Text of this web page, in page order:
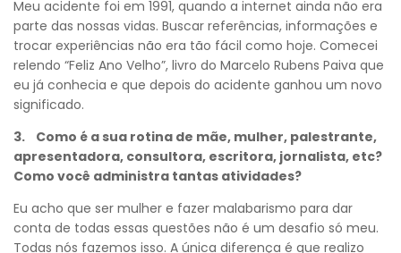
Meu acidente foi em 1991, quando a internet ainda não era
parte das nossas vidas. Buscar referências, informações e
trocar experiências não era tão fácil como hoje. Comecei
relendo “Feliz Ano Velho”, livro do Marcelo Rubens Paiva que
eu já conhecia e que depois do acidente ganhou um novo
significado.
3. Como é a sua rotina de mãe, mulher, palestrante,
apresentadora, consultora, escritora, jornalista, etc?
Como você administra tantas atividades?
Eu acho que ser mulher e fazer malabarismo para dar
conta de todas essas questões não é um desafio só meu.
Todas nós fazemos isso. A única diferença é que realizo